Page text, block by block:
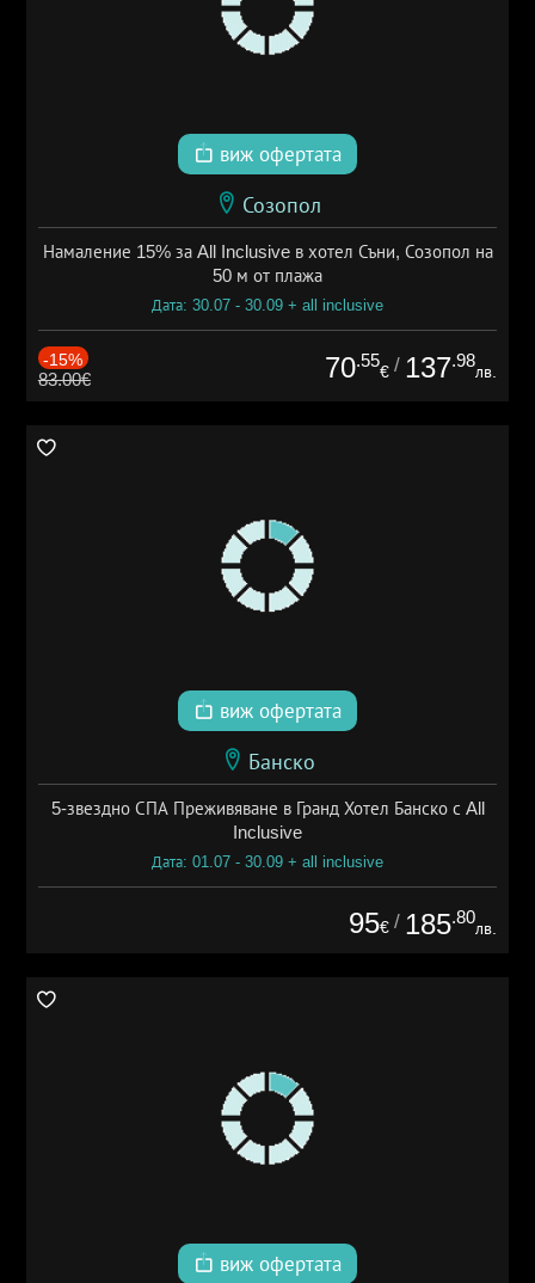
виж офертата
Созопол
Намаление 15% за All Inclusive в хотел Съни, Созопол на
50 м от плажа
Дата: 30.07 - 30.09 + all inclusive
-15%
83.00€ 70.55
€ / 137.98
лв.
виж офертата
Банско
5-звездно СПА Преживяване в Гранд Хотел Банско с All
Inclusive
Дата: 01.07 - 30.09 + all inclusive
95€ / 185.80
лв.
виж офертата